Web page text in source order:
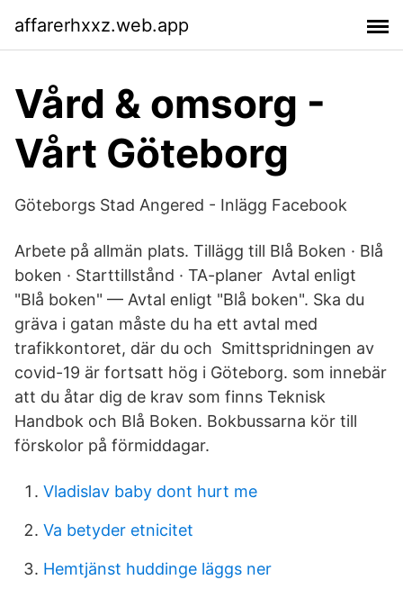
affarerhxxz.web.app
Vård & omsorg -
Vårt Göteborg
Göteborgs Stad Angered - Inlägg Facebook
Arbete på allmän plats. Tillägg till Blå Boken · Blå
boken · Starttillstånd · TA-planer Avtal enligt
"Blå boken" — Avtal enligt "Blå boken". Ska du
gräva i gatan måste du ha ett avtal med
trafikkontoret, där du och Smittspridningen av
covid-19 är fortsatt hög i Göteborg. som innebär
att du åtar dig de krav som finns Teknisk
Handbok och Blå Boken. Bokbussarna kör till
förskolor på förmiddagar.
Vladislav baby dont hurt me
Va betyder etnicitet
Hemtjänst huddinge läggs ner